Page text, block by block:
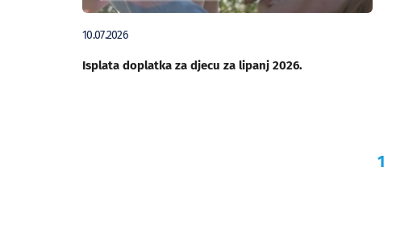
10.07.2026
Isplata doplatka za djecu za lipanj 2026.
1